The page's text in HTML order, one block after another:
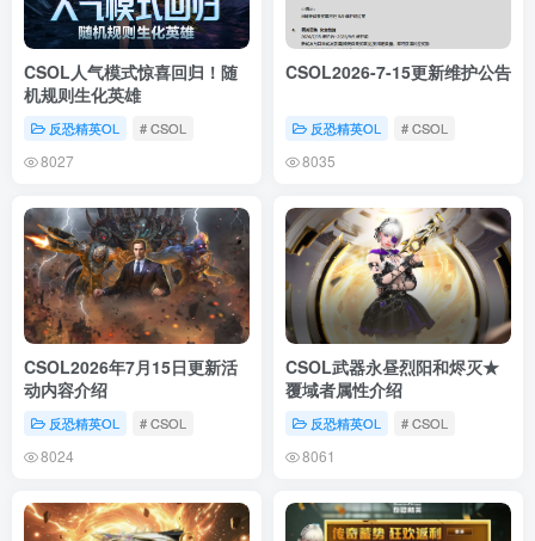
CSOL人气模式惊喜回归！随
机规则生化英雄
反恐精英OL # CSOL
8027
CSOL2026-7-15更新维护公告
反恐精英OL # CSOL
8035
CSOL2026年7月15日更新活
动内容介绍
反恐精英OL # CSOL
8024
CSOL武器永昼烈阳和烬灭★
覆域者属性介绍
反恐精英OL # CSOL
8061